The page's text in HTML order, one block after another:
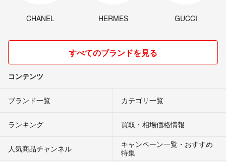
CHANEL HERMES GUCCI
すべてのブランドを見る
コンテンツ
ブランド一覧 カテゴリ一覧
ランキング 買取・相場価格情報
人気商品チャンネル
キャンペーン一覧・おすすめ
特集